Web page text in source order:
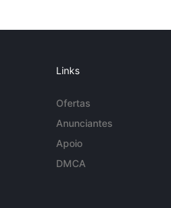
Links
Ofertas
Anunciantes
Apoio
DMCA